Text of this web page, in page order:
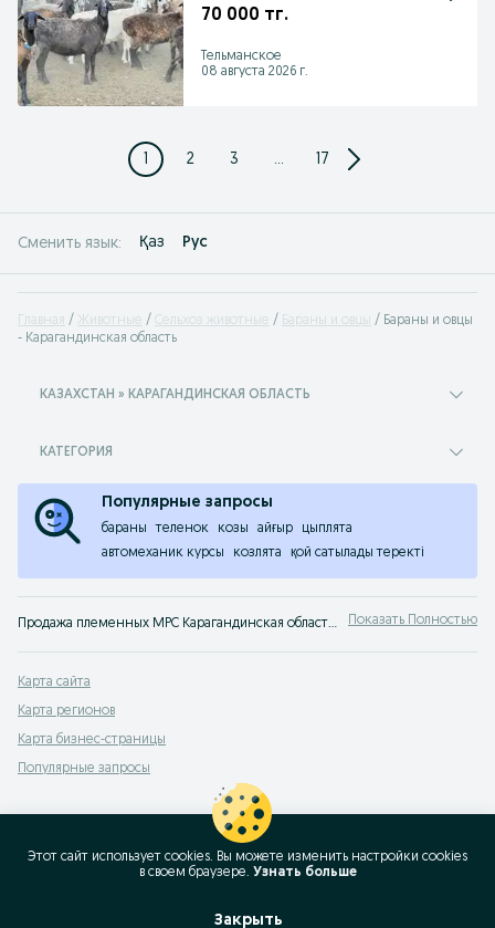
70 000 тг.
Тельманское
08 августа 2026 г.
1 2 3 ... 17
Сменить язык: Қаз Рус
Главная Животные Сельхоз животные Бараны и овцы
Бараны и овцы
- Карагандинская область
КАЗАХСТАН » КАРАГАНДИНСКАЯ ОБЛАСТЬ
КАТЕГОРИЯ
Популярные запросы
бараны теленок козы айғыр
цыплята
автомеханик курсы
козлята қой сатылады теректі
Продажа племенных МРС Карагандинская область ✔️ Большой выбор мелкого рогатого скота по низкой цене ⭐ Купить овец и баранов оптом и в розницу на OLX! Показать Полностью
Карта сайта
Карта регионов
Карта бизнес-страницы
Популярные запросы
Этот сайт использует cookies. Вы можете изменить настройки cookies
в своeм браузере. Узнать больше
Закрыть